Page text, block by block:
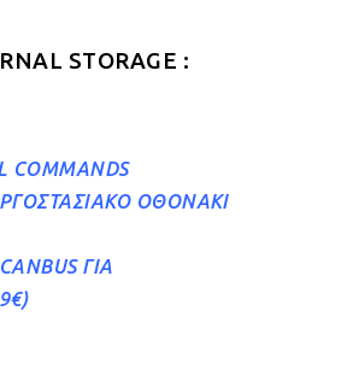
STORAGE :
COMMANDS
ΟΘΟΝΑΚΙ
ΓΙΑ